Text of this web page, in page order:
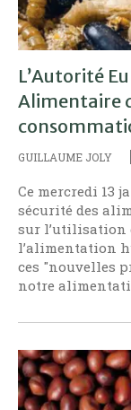
L’Autorité
Alimentaire
GUILLAUME JOLY
Ce mercredi 13
sécurité des
sur l’utilisation
l’alimentation
ces "nouvelles
notre